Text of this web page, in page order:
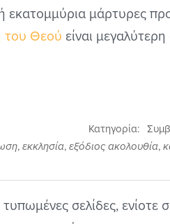
εκατομμύρια μάρτυρες
του Θεού είναι
Κατηγορία:
, εκκλησία, εξόδιος ακολουθία,
σελίδες, ενίοτε